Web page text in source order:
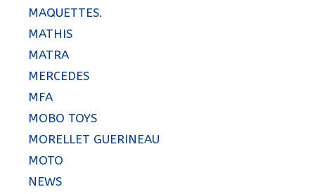
MAQUETTES.
MATHIS
MATRA
MERCEDES
MFA
MOBO TOYS
MORELLET GUERINEAU
MOTO
NEWS